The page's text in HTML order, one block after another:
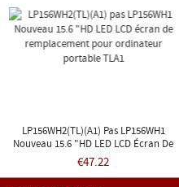
LP156WH2(TL)(A1) Pas LP156WH1
Nouveau 15.6 "HD LED LCD Écran De
Remplacement Pour Ordinateur
Portable TLA1
€47.22